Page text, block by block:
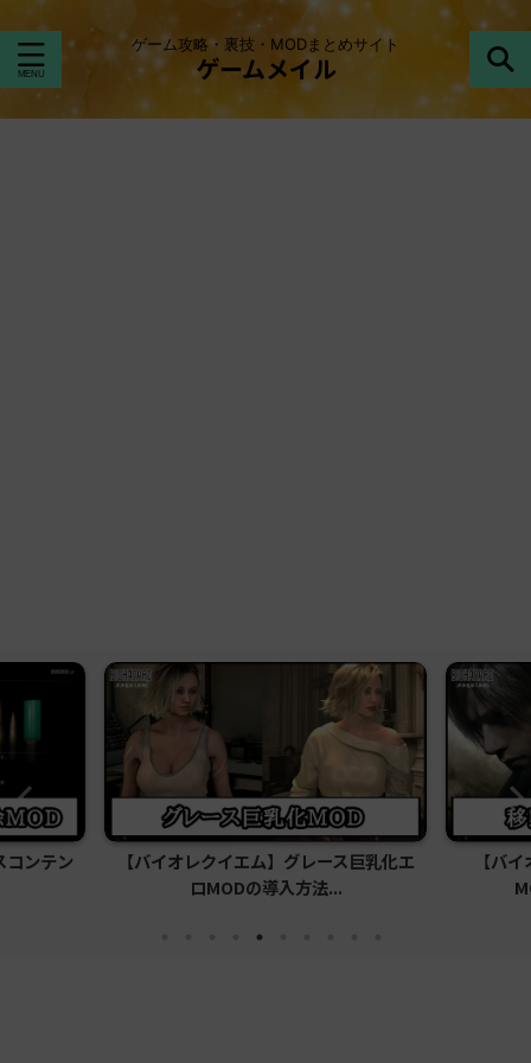
ゲーム攻略・裏技・MODまとめサイト
ゲームメイル
コンテン
【バイオレクイエム】グレース巨乳化エ
ロMODの導入方法...
【バ